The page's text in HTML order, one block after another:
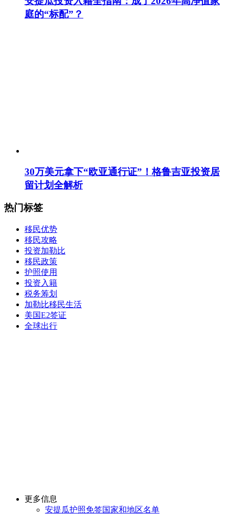
庭的“标配”？
30万美元拿下“欧亚通行证”！格鲁吉亚投资居
留计划全解析
热门标签
移民优势
移民攻略
投资加勒比
移民政策
护照使用
投资入籍
税务筹划
加勒比移民生活
美国E2签证
全球出行
更多信息
安提瓜护照免签国家和地区名单